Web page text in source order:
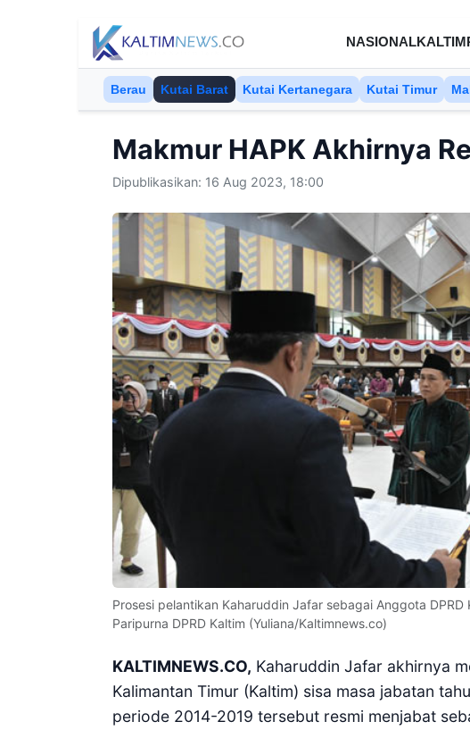
Skip to content
NASIONALKALTIM
Berau Kutai Barat Kutai Kertanegara Kutai Timur
Makmur HAPK Akhirnya
Dipublikasikan: 16 Aug 2023, 18:00
Prosesi pelantikan Kaharuddin Jafar sebagai Anggota
Paripurna DPRD Kaltim (Yuliana/Kaltimnews.co)
KALTIMNEWS.CO, Kaharuddin Jafar akhirnya
Kalimantan Timur (Kaltim) sisa masa jabatan
periode 2014-2019 tersebut resmi menjabat